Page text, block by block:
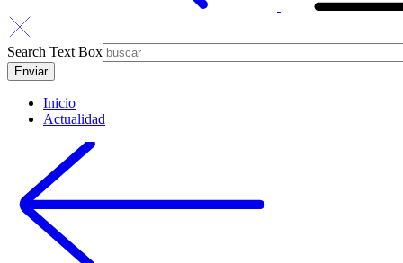
Search Text Box
Inicio
Actualidad